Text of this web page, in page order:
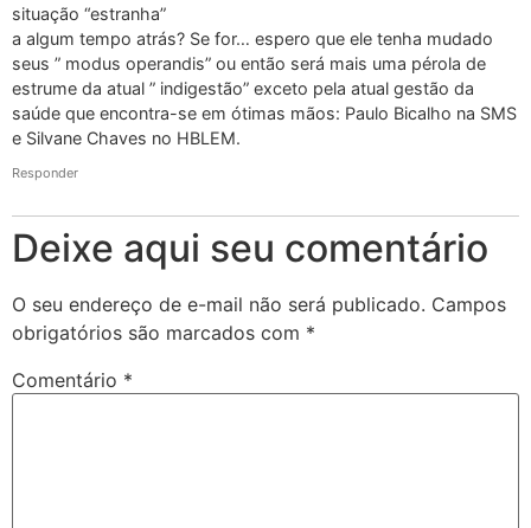
situação “estranha”
a algum tempo atrás? Se for… espero que ele tenha mudado
seus ” modus operandis” ou então será mais uma pérola de
estrume da atual ” indigestão” exceto pela atual gestão da
saúde que encontra-se em ótimas mãos: Paulo Bicalho na SMS
e Silvane Chaves no HBLEM.
Responder
Deixe aqui seu comentário
O seu endereço de e-mail não será publicado. Campos
obrigatórios são marcados com *
Comentário *